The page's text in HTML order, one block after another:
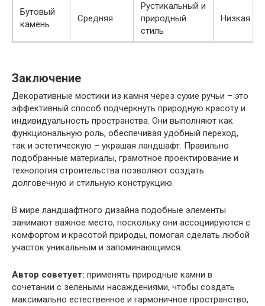
Бутовый
камень
Средняя
Рустикальный и
природный
стиль
Низкая
Заключение
Декоративные мостики из камня через сухие ручьи – это
эффективный способ подчеркнуть природную красоту и
индивидуальность пространства. Они выполняют как
функциональную роль, обеспечивая удобный переход,
так и эстетическую – украшая ландшафт. Правильно
подобранные материалы, грамотное проектирование и
технология строительства позволяют создать
долговечную и стильную конструкцию.
В мире ландшафтного дизайна подобные элементы
занимают важное место, поскольку они ассоциируются с
комфортом и красотой природы, помогая сделать любой
участок уникальным и запоминающимся.
Автор советует: применять природные камни в
сочетании с зелеными насаждениями, чтобы создать
максимально естественное и гармоничное пространство,